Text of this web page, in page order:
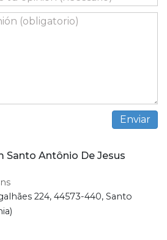
Santo Antônio De Jesus
224, 44573-440, Santo